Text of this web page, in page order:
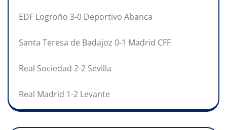
EDF Logroño 3-0 Deportivo Abanca
Santa Teresa de Badajoz 0-1 Madrid CFF
Real Sociedad 2-2 Sevilla
Real Madrid 1-2 Levante